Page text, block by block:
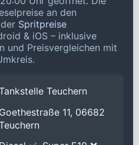
an den
Spritpreise
& iOS – inklusive
und Preisvergleichen mit
Teuchern
Goethestraße 11, 06682